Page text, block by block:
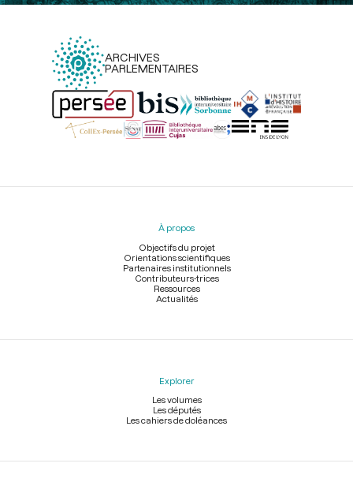
ARCHIVES
PARLEMENTAIRES
Menu
À propos
Objectifs du projet
Orientations scientifiques
Partenaires institutionnels
Contributeurs-trices
Ressources
Actualités
Explorer
Les volumes
Les députés
Les cahiers de doléances